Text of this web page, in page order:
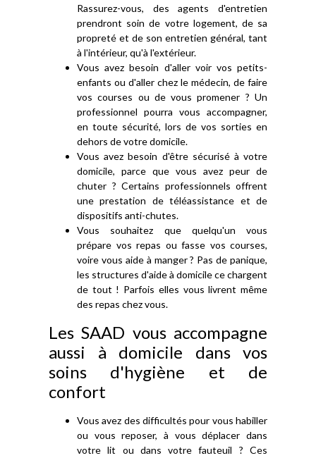
Rassurez-vous, des agents d'entretien
prendront soin de votre logement, de sa
propreté et de son entretien général, tant
à l'intérieur, qu'à l'extérieur.
Vous avez besoin d'aller voir vos petits-
enfants ou d'aller chez le médecin, de faire
vos courses ou de vous promener ? Un
professionnel pourra vous accompagner,
en toute sécurité, lors de vos sorties en
dehors de votre domicile.
Vous avez besoin d'être sécurisé à votre
domicile, parce que vous avez peur de
chuter ? Certains professionnels offrent
une prestation de téléassistance et de
dispositifs anti-chutes.
Vous souhaitez que quelqu'un vous
prépare vos repas ou fasse vos courses,
voire vous aide à manger ? Pas de panique,
les structures d'aide à domicile ce chargent
de tout ! Parfois elles vous livrent même
des repas chez vous.
Les SAAD vous accompagne
aussi à domicile dans vos
soins d'hygiène et de
confort
Vous avez des difficultés pour vous habiller
ou vous reposer, à vous déplacer dans
votre lit ou dans votre fauteuil ? Ces